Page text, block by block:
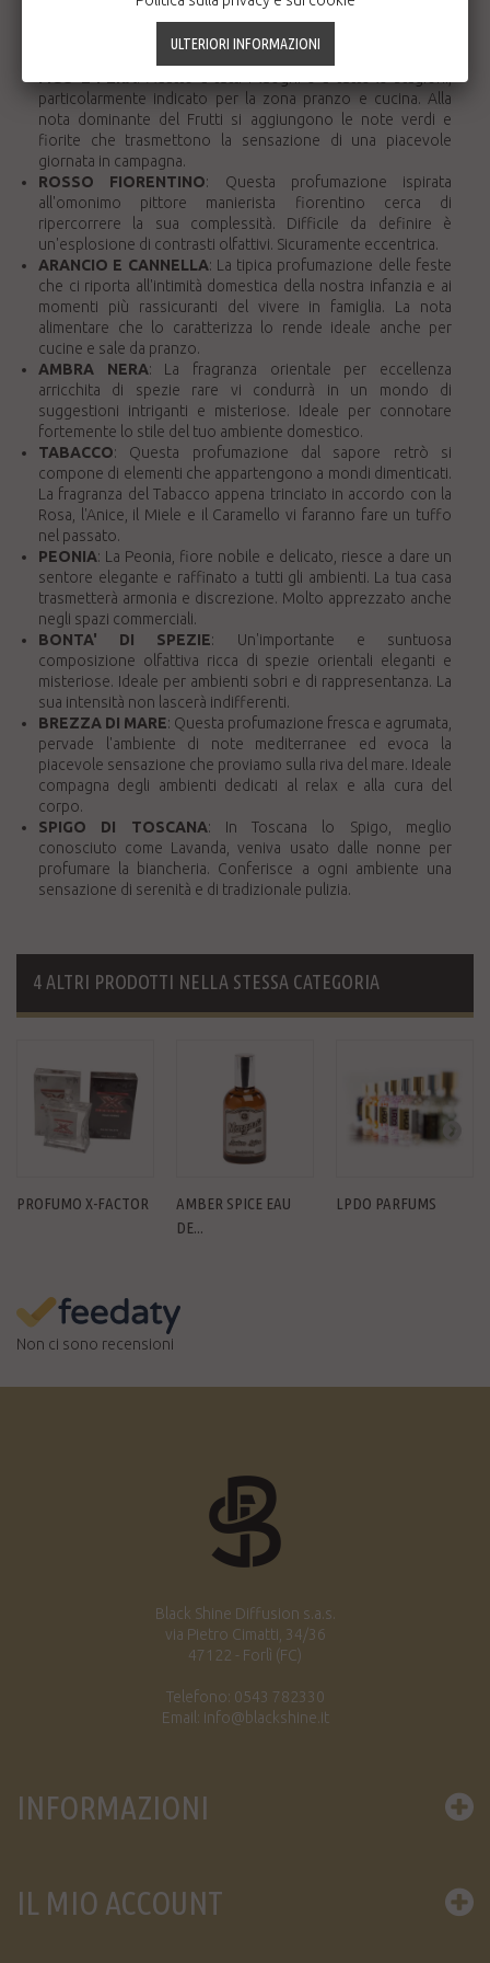
riesce ad armonizzare le note agrumate in un accordo fresco
particolarmente indicato per la zona pranzo e cucina. Alla
nota dominante del Frutti si aggiungono le note verdi e
fiorite che trasmettono la sensazione di una piacevole
giornata in campagna.
ROSSO FIORENTINO: Questa profumazione ispirata
all'omonimo pittore manierista fiorentino cerca di
ripercorrere la sua complessità. Difficile da definire è
un'esplosione di contrasti olfattivi. Sicuramente eccentrica.
ARANCIO E CANNELLA: La tipica profumazione delle feste
che ci riporta all'intimità domestica della nostra infanzia e ai
momenti più rassicuranti del vivere in famiglia. La nota
alimentare che lo caratterizza lo rende ideale anche per
cucine e sale da pranzo.
AMBRA NERA: La fragranza orientale per eccellenza
arricchita di spezie rare vi condurrà in un mondo di
suggestioni intriganti e misteriose. Ideale per connotare
fortemente lo stile del tuo ambiente domestico.
TABACCO: Questa profumazione dal sapore retrò si
compone di elementi che appartengono a mondi dimenticati.
La fragranza del Tabacco appena trinciato in accordo con la
Rosa, l'Anice, il Miele e il Caramello vi faranno fare un tuffo
nel passato.
PEONIA: La Peonia, fiore nobile e delicato, riesce a dare un
sentore elegante e raffinato a tutti gli ambienti. La tua casa
trasmetterà armonia e discrezione. Molto apprezzato anche
negli spazi commerciali.
BONTA' DI SPEZIE: Un'importante e suntuosa
composizione olfattiva ricca di spezie orientali eleganti e
misteriose. Ideale per ambienti sobri e di rappresentanza. La
sua intensità non lascerà indifferenti.
BREZZA DI MARE: Questa profumazione fresca e agrumata,
pervade l'ambiente di note mediterranee ed evoca la
piacevole sensazione che proviamo sulla riva del mare. Ideale
compagna degli ambienti dedicati al relax e alla cura del
corpo.
SPIGO DI TOSCANA: In Toscana lo Spigo, meglio
conosciuto come Lavanda, veniva usato dalle nonne per
profumare la biancheria. Conferisce a ogni ambiente una
sensazione di serenità e di tradizionale pulizia.
4 ALTRI PRODOTTI NELLA STESSA CATEGORIA
PROFUMO X-FACTOR
AMBER SPICE EAU
DE...
LPDO PARFUMS
Non ci sono recensioni
Black Shine Diffusion s.a.s.
via Pietro Cimatti, 34/36
47122 - Forlì (FC)
Telefono: 0543 782330
Email: info@blackshine.it
INFORMAZIONI
IL MIO ACCOUNT